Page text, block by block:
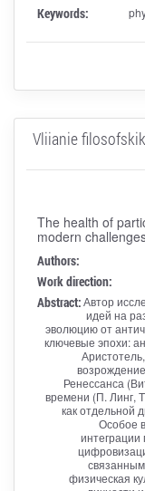
Keywords:
Vliianie
The health of
modern
Authors:
Work direction:
Abstract:Автор
идей на
эволюцию от
ключевые эпохи:
Ренессанса
времени (П. Линг,
как отдельной
Особое
физическая